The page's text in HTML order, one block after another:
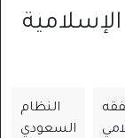
الإسلامية
النظام
السعودي